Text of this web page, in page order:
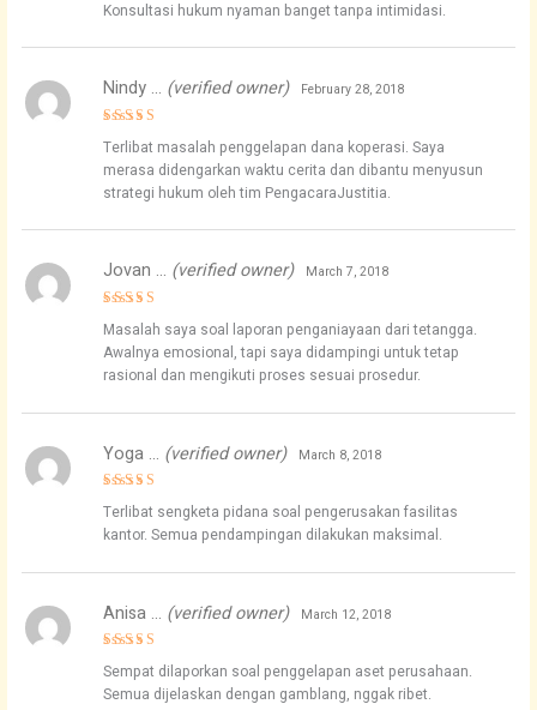
Konsultasi hukum nyaman banget tanpa intimidasi.
Rated
out of 5
Nindy … (verified owner) February 28, 2018
Terlibat masalah penggelapan dana koperasi. Saya
merasa didengarkan waktu cerita dan dibantu menyusun
strategi hukum oleh tim PengacaraJustitia.
Rated5
out of 5
Jovan … (verified owner) March 7, 2018
Masalah saya soal laporan penganiayaan dari tetangga.
Awalnya emosional, tapi saya didampingi untuk tetap
rasional dan mengikuti proses sesuai prosedur.
Rated
out of 5
Yoga … (verified owner) March 8, 2018
Terlibat sengketa pidana soal pengerusakan fasilitas
kantor. Semua pendampingan dilakukan maksimal.
out of 5
Anisa … (verified owner) March 12, 2018
Sempat dilaporkan soal penggelapan aset perusahaan.
Semua dijelaskan dengan gamblang, nggak ribet.